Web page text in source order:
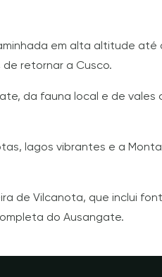
em alta altitude até
retornar a Cusco.
da fauna local e de
lagos vibrantes e a
de Vilcanota, que inclui
do Ausangate.